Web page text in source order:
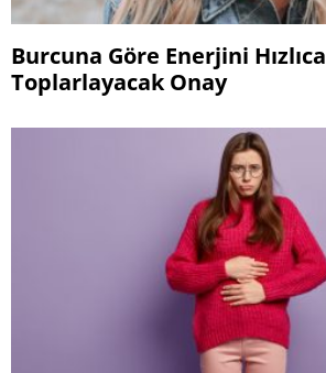
Burcuna Göre Enerjini Hızlıca
Toplarlayacak Onay